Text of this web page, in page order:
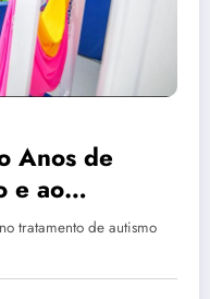
Anos de
e ao
tratamento de autismo